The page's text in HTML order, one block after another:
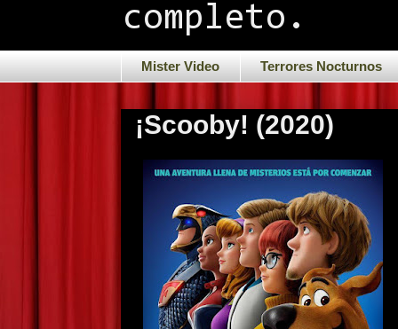
completo.
Mister Video Terrores Nocturnos
¡Scooby! (2020)